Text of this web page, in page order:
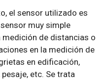
el sensor utilizado es
muy simple
de distancias o
en la medición de
en edificación,
etc. Se trata